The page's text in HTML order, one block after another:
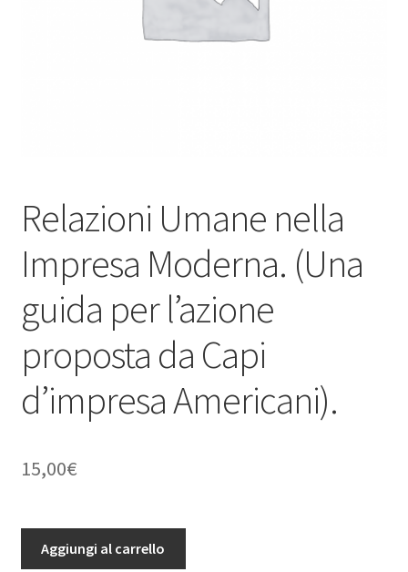
Relazioni Umane nella
Impresa Moderna. (Una
guida per l’azione
proposta da Capi
d’impresa Americani).
15,00€
Umane
Aggiungi al carrello